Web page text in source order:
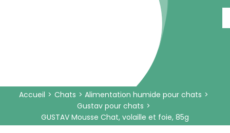
Accueil Chats
Alimentation humide pour chats
Gustav pour chats
GUSTAV Mousse Chat, volaille et foie, 85g